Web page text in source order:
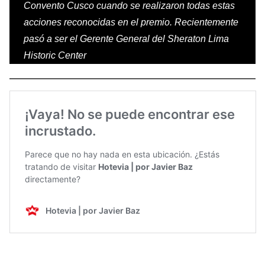
Convento Cusco cuando se realizaron todas estas
acciones reconocidas en el premio. Recientemente
pasó a ser el Gerente General del Sheraton Lima
Historic Center